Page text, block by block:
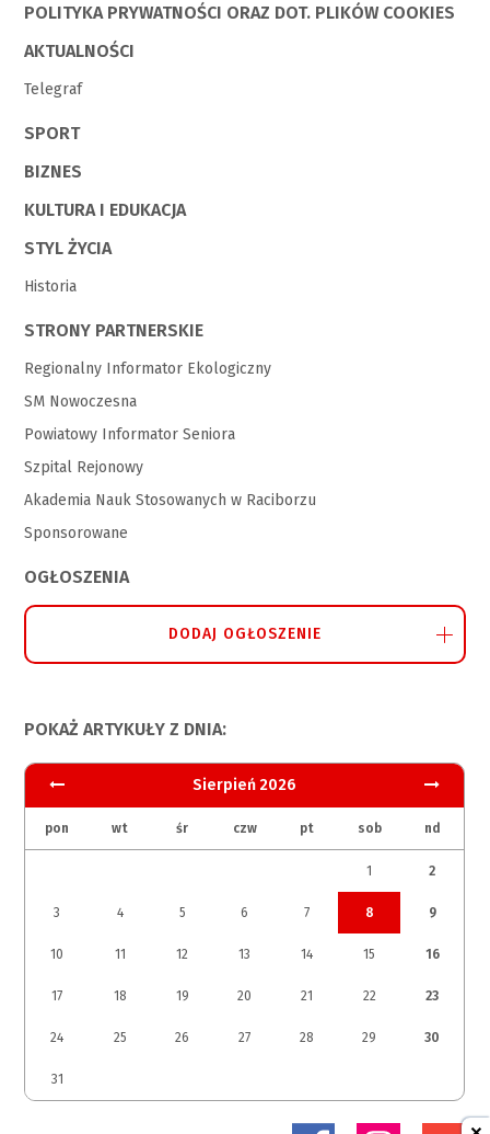
POLITYKA PRYWATNOŚCI ORAZ DOT. PLIKÓW COOKIES
AKTUALNOŚCI
Telegraf
SPORT
BIZNES
KULTURA I EDUKACJA
STYL ŻYCIA
Historia
STRONY PARTNERSKIE
Regionalny Informator Ekologiczny
SM Nowoczesna
Powiatowy Informator Seniora
Szpital Rejonowy
Akademia Nauk Stosowanych w Raciborzu
Sponsorowane
OGŁOSZENIA
DODAJ OGŁOSZENIE
POKAŻ ARTYKUŁY Z DNIA:
Sierpień 2026
pon wt śr czw pt sob nd
1 2
3 4 5 6 7 8 9
10 11 12 13 14 15 16
17 18 19 20 21 22 23
24 25 26 27 28 29 30
31